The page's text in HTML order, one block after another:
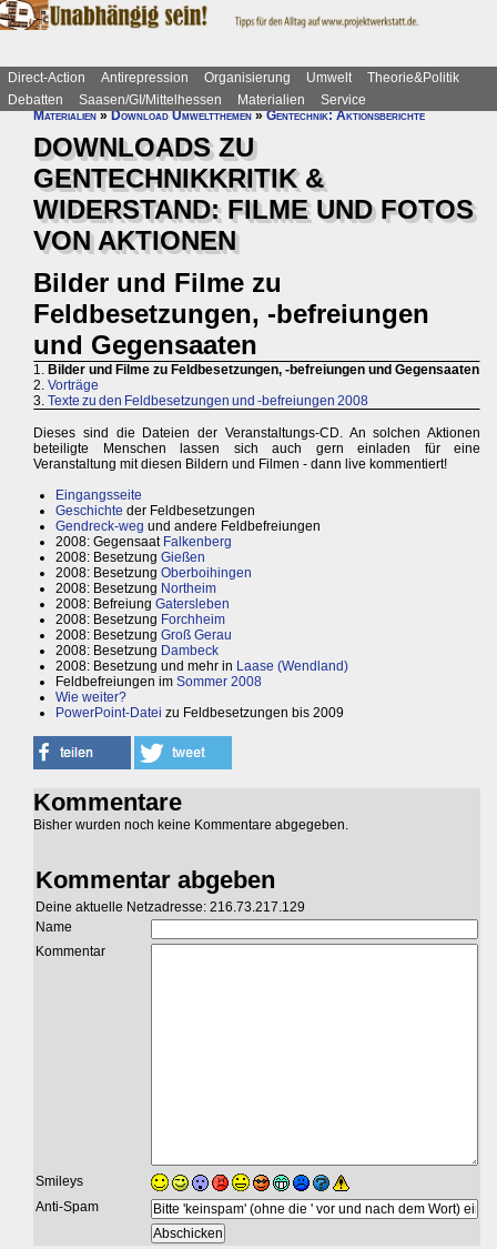
Direct-Action Antirepression Organisierung Umwelt
Theorie&Politik
Debatten
Saasen/GI/Mittelhessen Materialien
Service
Materialien»Download Umweltthemen»Gentechnik: Aktionsberichte
DOWNLOADS ZU
GENTECHNIKKRITIK &
WIDERSTAND: FILME UND FOTOS
VON AKTIONEN
Bilder und Filme zu
Feldbesetzungen, -befreiungen
und Gegensaaten
1. Bilder und Filme zu Feldbesetzungen, -befreiungen und Gegensaaten
2. Vorträge
3. Texte zu den Feldbesetzungen und -befreiungen 2008
Dieses sind die Dateien der Veranstaltungs-CD. An solchen Aktionen
beteiligte Menschen lassen sich auch gern einladen für eine
Veranstaltung mit diesen Bildern und Filmen - dann live kommentiert!
Eingangsseite
Geschichte der Feldbesetzungen
Gendreck-weg und andere Feldbefreiungen
2008: Gegensaat Falkenberg
2008: Besetzung Gießen
2008: Besetzung Oberboihingen
2008: Besetzung Northeim
2008: Befreiung Gatersleben
2008: Besetzung Forchheim
2008: Besetzung Groß Gerau
2008: Besetzung Dambeck
2008: Besetzung und mehr in Laase (Wendland)
Feldbefreiungen im Sommer 2008
Wie weiter?
PowerPoint-Datei zu Feldbesetzungen bis 2009
Kommentare
Bisher wurden noch keine Kommentare abgegeben.
Kommentar abgeben
Deine aktuelle Netzadresse: 216.73.217.129
Name
Kommentar
Smileys
Anti-Spam